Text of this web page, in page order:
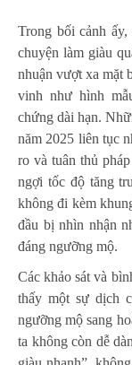
Trong bối cảnh
chuyện làm giàu
nhuận vượt xa mặt
vinh như hình
chứng dài hạn.
năm 2025 liên tục
ro và tuân thủ
ngợi tốc độ tăng
không đi kèm
đầu bị nhìn nhận
đáng ngưỡng mộ.
Các khảo sát và
thấy một sự dịch
ngưỡng mộ sang
ta không còn dễ